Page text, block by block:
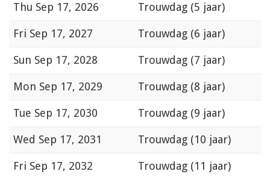
Thu Sep 17, 2026 Trouwdag (5 jaar)
Fri Sep 17, 2027 Trouwdag (6 jaar)
Sun Sep 17, 2028 Trouwdag (7 jaar)
Mon Sep 17, 2029 Trouwdag (8 jaar)
Tue Sep 17, 2030 Trouwdag (9 jaar)
Wed Sep 17, 2031 Trouwdag (10 jaar)
Fri Sep 17, 2032 Trouwdag (11 jaar)